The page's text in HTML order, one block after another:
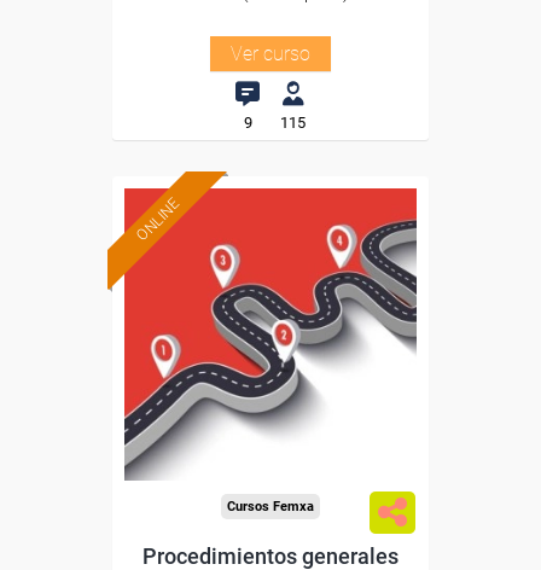
Ver curso
9 115
ONLINE
Formación 100%
subvencionada.
Para desempleados,
trabajadores y autónomos.
Sector
-Transporte y Logística.
Cursos Femxa
Procedimientos generales